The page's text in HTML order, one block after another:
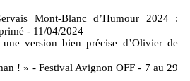
Mont-Blanc d’Humour 2024 :
- 11/04/2024
version bien précise d’Olivier de
! » - Festival Avignon OFF - 7 au 29